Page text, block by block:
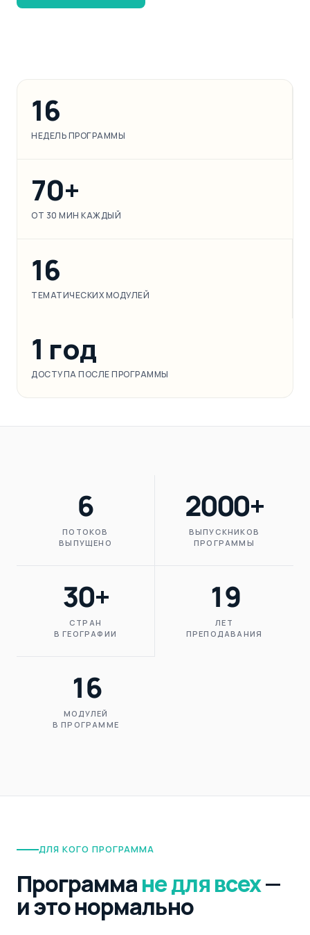
16
НЕДЕЛЬ ПРОГРАММЫ
70+
ОТ 30 МИН КАЖДЫЙ
16
ТЕМАТИЧЕСКИХ МОДУЛЕЙ
1 год
ДОСТУПА ПОСЛЕ ПРОГРАММЫ
6
ПОТОКОВ
ВЫПУЩЕНО
2000+
ВЫПУСКНИКОВ
ПРОГРАММЫ
30+
СТРАН
В ГЕОГРАФИИ
19
ЛЕТ
ПРЕПОДАВАНИЯ
16
МОДУЛЕЙ
В ПРОГРАММЕ
ДЛЯ КОГО ПРОГРАММА
Программане для всех—
и это нормально